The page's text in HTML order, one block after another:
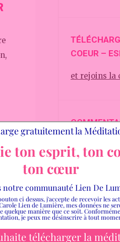
COEUR –
et rejoins la
Partir pour
Lien de
Au Cœur du
Retraite
Dauphin -
Retraite
et Chants